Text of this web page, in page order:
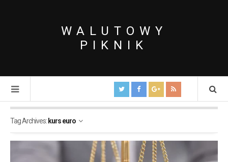
WALUTOWY
PIKNIK
Tag Archives: kurs euro